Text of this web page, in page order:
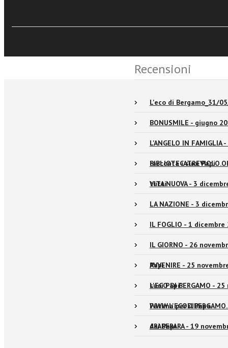
Recensioni
L'eco di Bergamo_31/
BONUSMILE - giugno
L'ANGELO IN
racconta i suoi Papi
tutti
VITA NUOVA - 3
LA NAZIONE - 3
IL FOGLIO - 1
IL GIORNO - 26
Papi
AVVENIRE - 25
suoi Papi'
L'ECO DI BERGAMO -
Fatima per il Papa.
dei Papi
ARABERARA - 19